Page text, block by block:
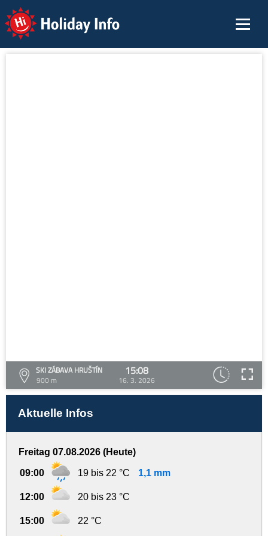
Holiday Info
SKI ZÁBAVA HRUŠTÍN
900 m
15:08
16. 3. 2026
Aktuelle Infos
Freitag 07.08.2026 (Heute)
09:00 19 bis 22 °C 1,1 mm
12:00 20 bis 23 °C
15:00 22 °C